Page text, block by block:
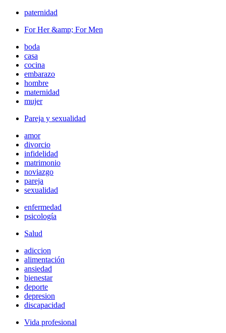
paternidad
For Her &amp; For Men
boda
casa
cocina
embarazo
hombre
maternidad
mujer
Pareja y sexualidad
amor
divorcio
infidelidad
matrimonio
noviazgo
pareja
sexualidad
enfermedad
psicología
Salud
adiccion
alimentación
ansiedad
bienestar
deporte
depresion
discapacidad
Vida profesional